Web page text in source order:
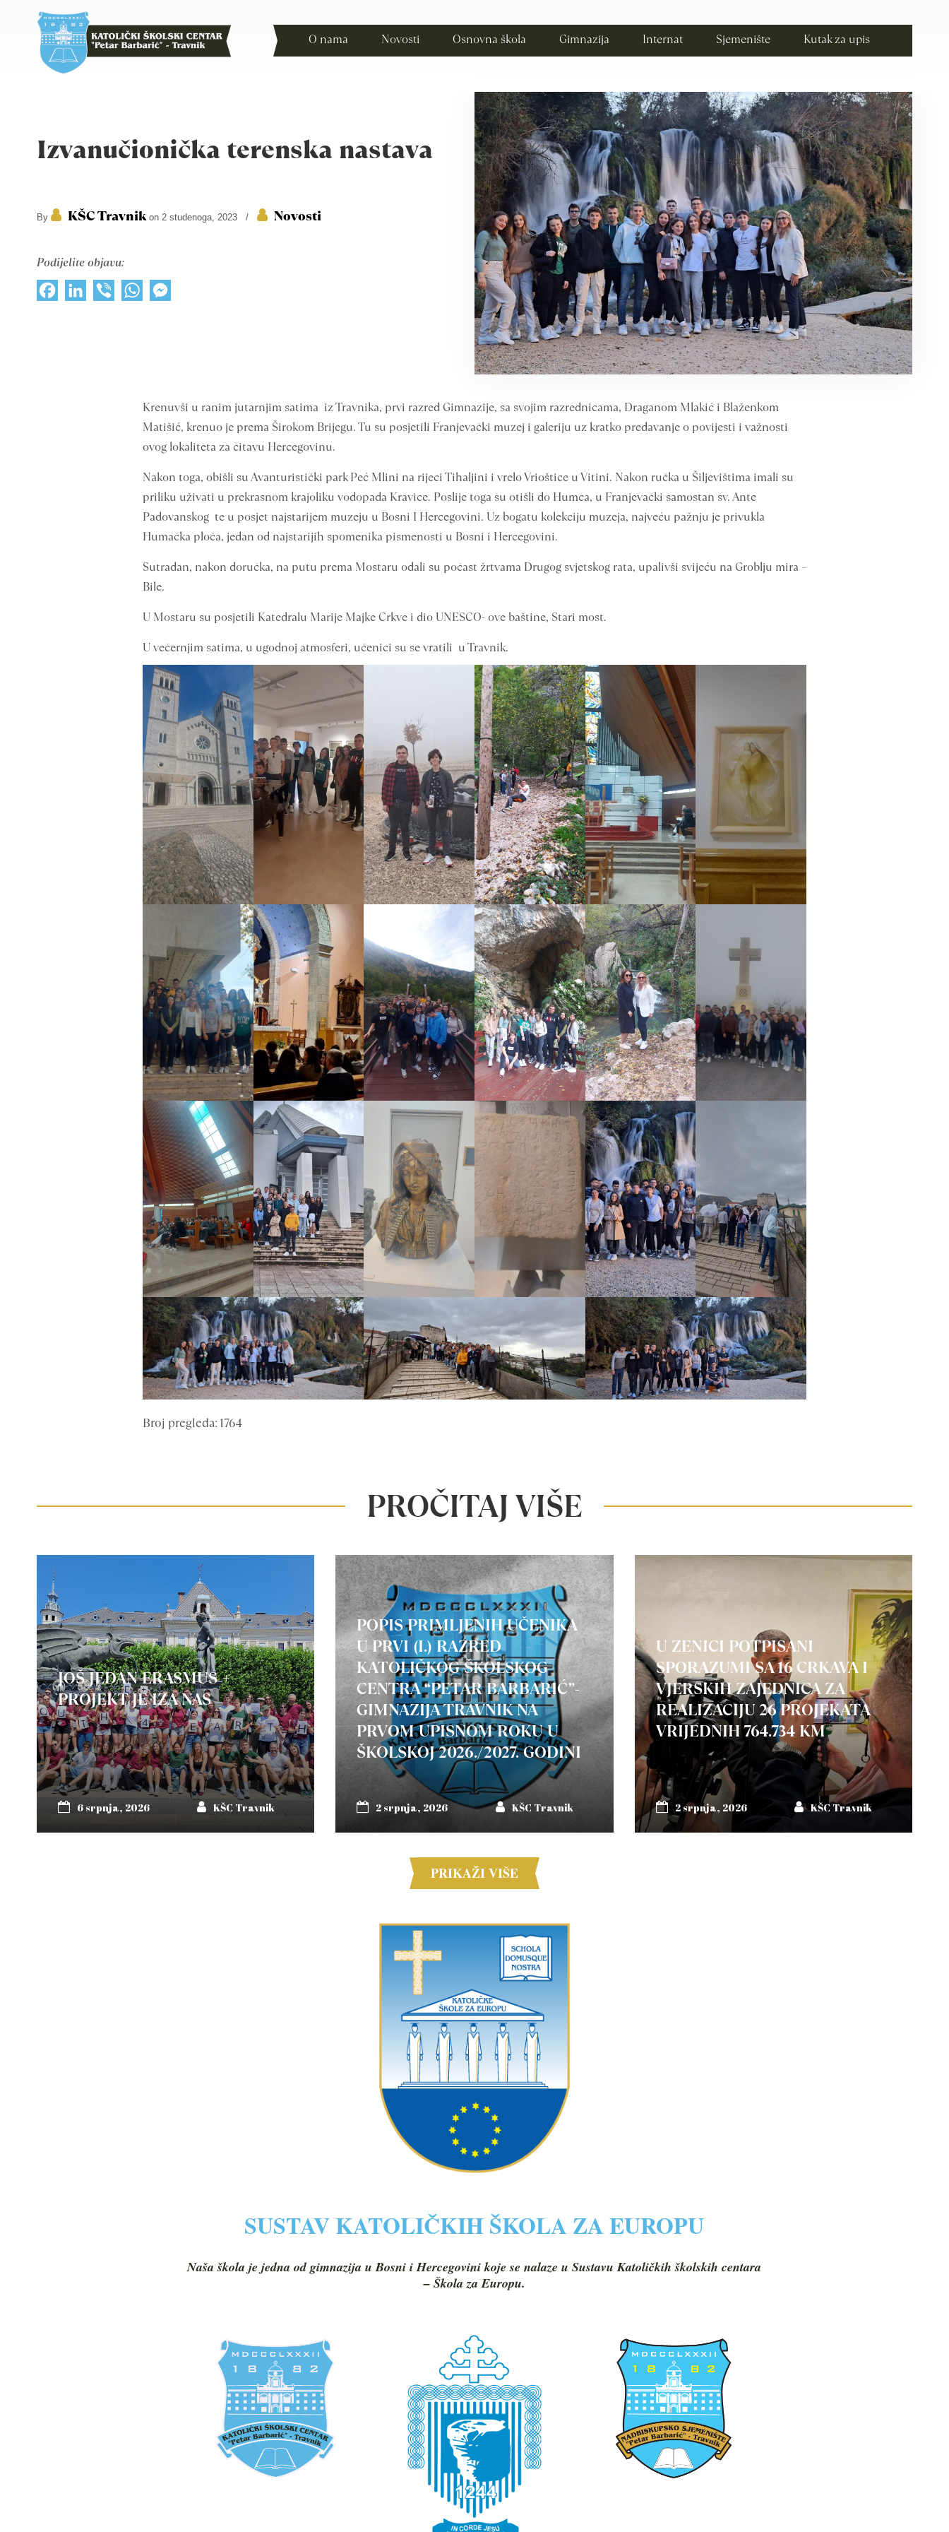
O nama Novosti Osnovna škola Gimnazija Internat Sjemenište Kutak za upis
Izvanučionička terenska nastava
By KŠC Travnikon 2 studenoga, 2023 / Novosti
Podijelite objavu:
FacebookLinkedInViber WhatsApp
Krenuvši u ranim jutarnjim satima iz Travnika, prvi razred Gimnazije, sa svojim razrednicama, Draganom Mlakić i Blaženkom
Matišić, krenuo je prema Širokom Brijegu. Tu su posjetili Franjevački muzej i galeriju uz kratko predavanje o povijesti i važnosti
ovog lokaliteta za čitavu Hercegovinu.
Nakon toga, obišli su Avanturistički park Peć Mlini na rijeci Tihaljini i vrelo Vrioštice u Vitini. Nakon ručka u Šiljevištima imali su
priliku uživati u prekrasnom krajoliku vodopada Kravice. Poslije toga su otišli do Humca, u Franjevački samostan sv. Ante
Padovanskog te u posjet najstarijem muzeju u Bosni I Hercegovini. Uz bogatu kolekciju muzeja, najveću pažnju je privukla
Humačka ploča, jedan od najstarijih spomenika pismenosti u Bosni i Hercegovini.
Sutradan, nakon doručka, na putu prema Mostaru odali su počast žrtvama Drugog svjetskog rata, upalivši svijeću na Groblju mira –
Bile.
U Mostaru su posjetili Katedralu Marije Majke Crkve i dio UNESCO- ove baštine, Stari most.
U večernjim satima, u ugodnoj atmosferi, učenici su se vratili u Travnik.
Broj pregleda: 1764
PROČITAJ VIŠE
JOŠ JEDAN ERASMUS +
PROJEKT JE IZA NAS
6 srpnja, 2026 KŠC Travnik
POPIS PRIMLJENIH UČENIKA
U PRVI (I.) RAZRED
KATOLIČKOG ŠKOLSKOG
CENTRA “PETAR BARBARIĆ”-
GIMNAZIJA TRAVNIK NA
PRVOM UPISNOM ROKU U
ŠKOLSKOJ 2026./2027. GODINI
2 srpnja, 2026 KŠC Travnik
U ZENICI POTPISANI
SPORAZUMI SA 16 CRKAVA I
VJERSKIH ZAJEDNICA ZA
REALIZACIJU 26 PROJEKATA
VRIJEDNIH 764.734 KM
2 srpnja, 2026 KŠC Travnik
PRIKAŽI VIŠE
SUSTAV KATOLIČKIH ŠKOLA ZA EUROPU
Naša škola je jedna od gimnazija u Bosni i Hercegovini koje se nalaze u Sustavu Katoličkih školskih centara
– Škola za Europu.